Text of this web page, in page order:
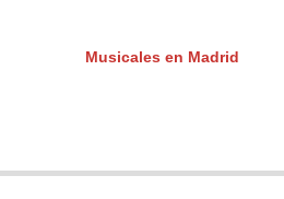
Musicales en Madrid